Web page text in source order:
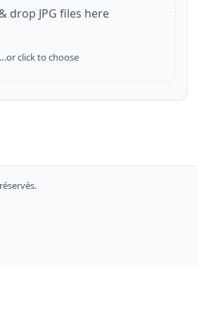
drop JPG files here
…or click to choose